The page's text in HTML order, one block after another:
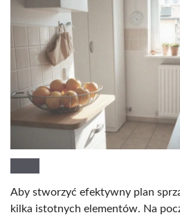
Aby stworzyć efektywny plan
kilka istotnych elementów. Na